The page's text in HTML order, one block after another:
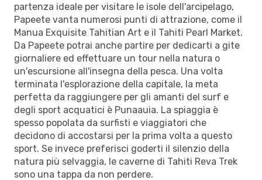
partenza ideale per visitare le isole dell'arcipelago,
Papeete vanta numerosi punti di attrazione, come il
Manua Exquisite Tahitian Art e il Tahiti Pearl Market.
Da Papeete potrai anche partire per dedicarti a gite
giornaliere ed effettuare un tour nella natura o
un'escursione all'insegna della pesca. Una volta
terminata l'esplorazione della capitale, la meta
perfetta da raggiungere per gli amanti del surf e
degli sport acquatici è Punaauia. La spiaggia è
spesso popolata da surfisti e viaggiatori che
decidono di accostarsi per la prima volta a questo
sport. Se invece preferisci goderti il silenzio della
natura più selvaggia, le caverne di Tahiti Reva Trek
sono una tappa da non perdere.